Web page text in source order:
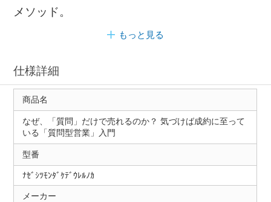
メソッド。
もっと見る
仕様詳細
商品名
なぜ、「質問」だけで売れるのか？ 気づけば成約に至って
いる「質問型営業」入門
型番
ﾅｾﾞｼﾂﾓﾝﾀﾞｹﾃﾞｳﾚﾙﾉｶ
メーカー